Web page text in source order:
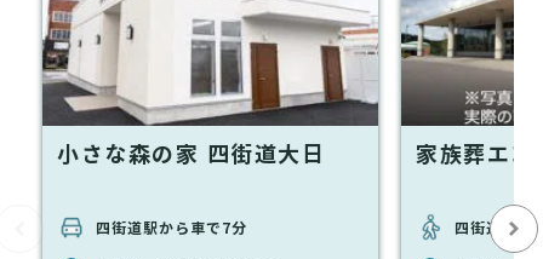
小さな森の家 四街道大日
四街道駅から車で7分
家族葬エコ
四街道駅か